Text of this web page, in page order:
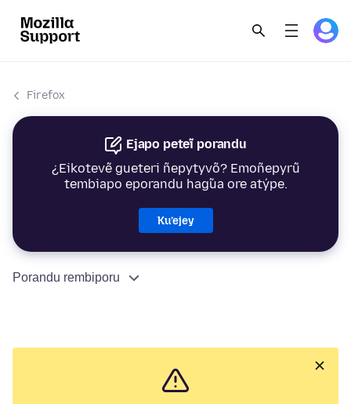
Firefox
Ejapo peteĩ porandu
¿Eikotevẽ gueteri ñepytyvõ? Emoñepyrũ
tembiapo eporandu hag̃ua ore atýpe.
Ku’ejey
Porandu rembiporu